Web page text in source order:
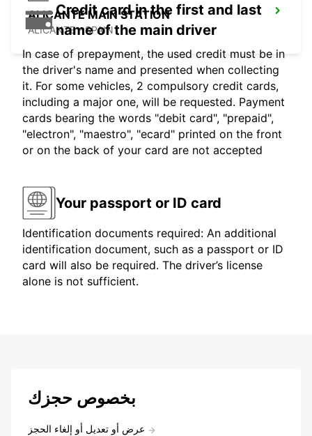
ALICANTE MAIN STATION
ALICANTE - SPAIN
Credit card in the first and last
name of the main driver
In case of prepayment, the used credit must be in
the driver's name and presented when collecting
it. For some vehicles, 2 compulsory credit cards,
including a major one, will be requested. Payment
cards bearing the words "debit card", "prepaid",
"electron", "maestro", "ecard" printed on the front
or on the back of your card are not accepted
Your passport or ID card
Identification documents required: An additional
identification document, such as a passport or ID
card will also be required. The driver’s license
alone is not sufficient.
بخصوص حجزك
عرض أو تعديل أو إلغاء الحجز